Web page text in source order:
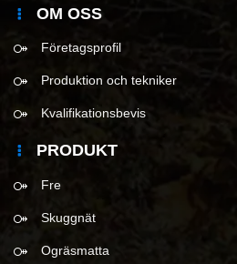
OM OSS
Företagsprofil
Produktion och tekniker
Kvalifikationsbevis
PRODUKT
Fre
Skuggnät
Ogräsmatta